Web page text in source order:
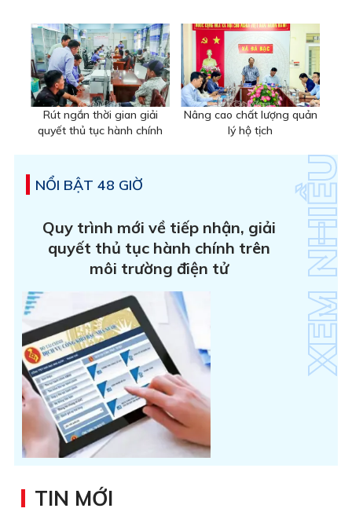
Rút ngắn thời gian giải
quyết thủ tục hành chính
Nâng cao chất lượng quản
lý hộ tịch
NỔI BẬT 48 GIỜ
Quy trình mới về tiếp nhận, giải
quyết thủ tục hành chính trên
môi trường điện tử
TIN MỚI